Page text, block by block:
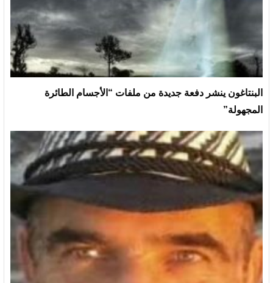
البنتاغون ينشر دفعة جديدة من ملفات “الأجسام الطائرة
المجهولة”